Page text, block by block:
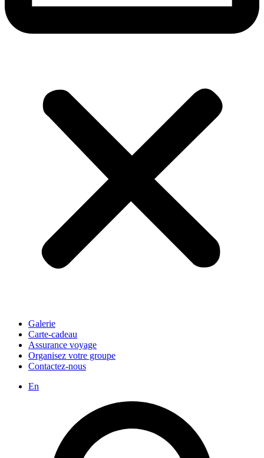
Galerie
Carte-cadeau
Assurance voyage
Organisez votre groupe
Contactez-nous
En